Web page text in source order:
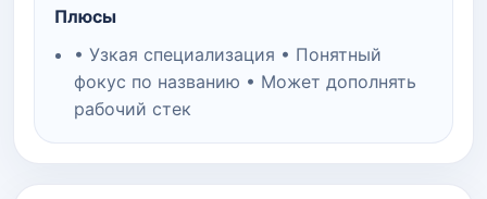
Плюсы
• Узкая специализация • Понятный
фокус по названию • Может дополнять
рабочий стек